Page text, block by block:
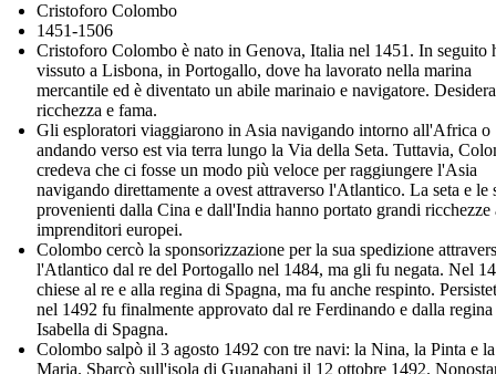
Cristoforo Colombo
1451-1506
Cristoforo Colombo è nato in Genova, Italia nel 1451. In seguito
vissuto a Lisbona, in Portogallo, dove ha lavorato nella marina
mercantile ed è diventato un abile marinaio e navigatore.
ricchezza e fama.
Gli esploratori viaggiarono in Asia navigando intorno all'Africa o
andando verso est via terra lungo la Via della Seta. Tuttavia,
credeva che ci fosse un modo più veloce per raggiungere l'Asia
navigando direttamente a ovest attraverso l'Atlantico. La seta e le
provenienti dalla Cina e dall'India hanno portato grandi ricchezze
imprenditori europei.
Colombo cercò la sponsorizzazione per la sua spedizione
l'Atlantico dal re del Portogallo nel 1484, ma gli fu negata. Nel
chiese al re e alla regina di Spagna, ma fu anche respinto.
nel 1492 fu finalmente approvato dal re Ferdinando e dalla regina
Isabella di Spagna.
Colombo salpò il 3 agosto 1492 con tre navi: la Nina, la Pinta e
Maria. Sbarcò sull'isola di Guanahani il 12 ottobre 1492.